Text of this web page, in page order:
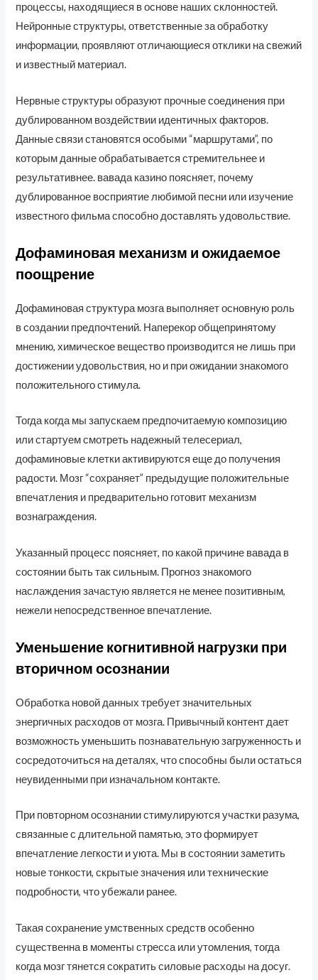
процессы, находящиеся в основе наших склонностей.
Нейронные структуры, ответственные за обработку
информации, проявляют отличающиеся отклики на свежий
и известный материал.
Нервные структуры образуют прочные соединения при
дублированном воздействии идентичных факторов.
Данные связи становятся особыми “маршрутами”, по
которым данные обрабатывается стремительнее и
результативнее. вавада казино поясняет, почему
дублированное восприятие любимой песни или изучение
известного фильма способно доставлять удовольствие.
Дофаминовая механизм и ожидаемое
поощрение
Дофаминовая структура мозга выполняет основную роль
в создании предпочтений. Наперекор общепринятому
мнению, химическое вещество производится не лишь при
достижении удовольствия, но и при ожидании знакомого
положительного стимула.
Тогда когда мы запускаем предпочитаемую композицию
или стартуем смотреть надежный телесериал,
дофаминовые клетки активируются еще до получения
радости. Мозг “сохраняет” предыдущие положительные
впечатления и предварительно готовит механизм
вознаграждения.
Указанный процесс поясняет, по какой причине вавада в
состоянии быть так сильным. Прогноз знакомого
наслаждения зачастую является не менее позитивным,
нежели непосредственное впечатление.
Уменьшение когнитивной нагрузки при
вторичном осознании
Обработка новой данных требует значительных
энергичных расходов от мозга. Привычный контент дает
возможность уменьшить познавательную загруженность и
сосредоточиться на деталях, что способны были остаться
неувиденными при изначальном контакте.
При повторном осознании стимулируются участки разума,
связанные с длительной памятью, это формирует
впечатление легкости и уюта. Мы в состоянии заметить
новые тонкости, скрытые значения или технические
подробности, что убежали ранее.
Такая сохранение умственных средств особенно
существенна в моменты стресса или утомления, тогда
когда мозг тянется сократить силовые расходы на досуг.